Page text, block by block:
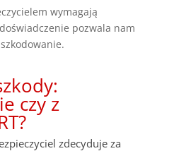
wymagają
pozwala nam
czy z
zdecyduje za